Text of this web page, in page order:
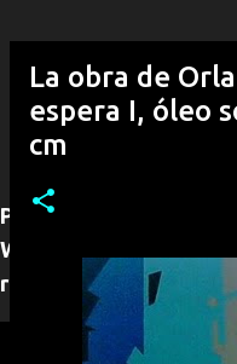
Para adquirir alguna
WhatsApp
responderemos.
La obra de
espera I, óleo
cm